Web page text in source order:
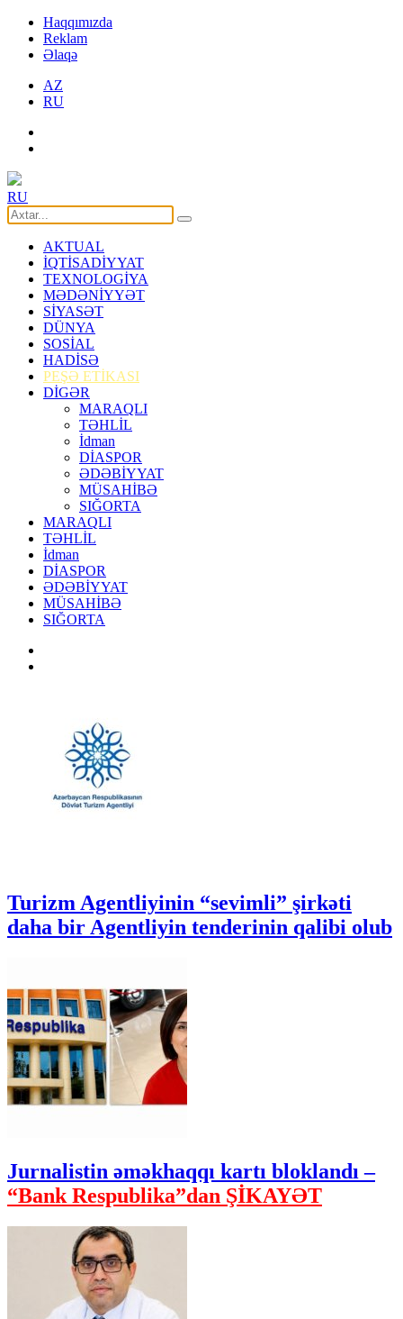
Haqqımızda
Reklam
Əlaqə
AZ
RU
RU
AKTUAL
İQTİSADİYYAT
TEXNOLOGİYA
MƏDƏNİYYƏT
SİYASƏT
DÜNYA
SOSİAL
HADİSƏ
PEŞƏ ETİKASI
DİGƏR
MARAQLI
TƏHLİL
İdman
DİASPOR
ƏDƏBİYYAT
MÜSAHİBƏ
SIĞORTA
MARAQLI
TƏHLİL
İdman
DİASPOR
ƏDƏBİYYAT
MÜSAHİBƏ
SIĞORTA
Turizm Agentliyinin “sevimli” şirkəti
daha bir Agentliyin tenderinin qalibi olub
Jurnalistin əməkhaqqı kartı bloklandı –
“Bank Respublika”dan ŞİKAYƏT